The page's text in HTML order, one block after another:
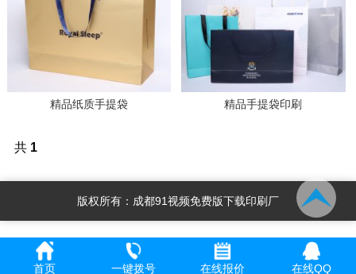
精品纸质手提袋 精品手提袋印刷
共 1
记
版权所有：成都91视频免费版下载印刷厂
首页 一键拨号 在线报价 在线QQ
网站地图